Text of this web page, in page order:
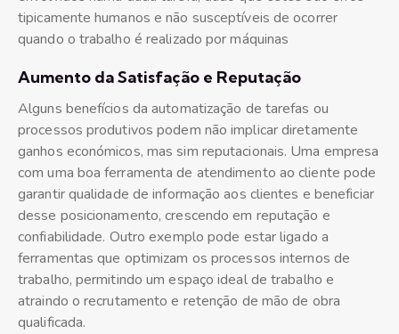
tipicamente humanos e não susceptíveis de ocorrer
quando o trabalho é realizado por máquinas
Aumento da Satisfação e Reputação
Alguns benefícios da automatização de tarefas ou
processos produtivos podem não implicar diretamente
ganhos económicos, mas sim reputacionais. Uma empresa
com uma boa ferramenta de atendimento ao cliente pode
garantir qualidade de informação aos clientes e beneficiar
desse posicionamento, crescendo em reputação e
confiabilidade. Outro exemplo pode estar ligado a
ferramentas que optimizam os processos internos de
trabalho, permitindo um espaço ideal de trabalho e
atraindo o recrutamento e retenção de mão de obra
qualificada.